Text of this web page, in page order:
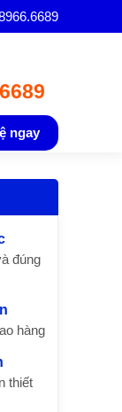
ngay
đúng
hàng
thiết